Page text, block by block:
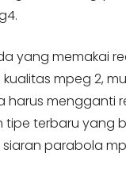
yang memakai
mpeg 2,
harus mengganti
terbaru yang
parabola